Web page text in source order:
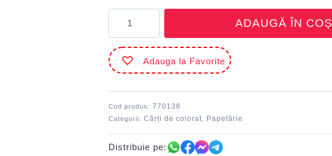
Carte
de
colorat
A4
Olimpiada
ADAUGĂ ÎN COȘ
Adauga la Favorite
Cod produs:770138
Categorii:Cărți de colorat Papetărie
Distribuie pe: